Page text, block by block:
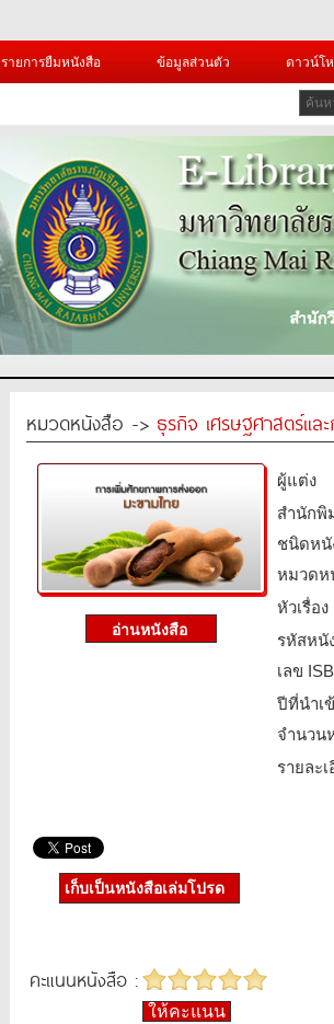
รายการยืมหนังสือ ข้อมูลส่วนตัว ดาวน์โ
หมวดหนังสือ -> ธุรกิจ เศรษฐศาสตร์แล
ผู้แต่ง
สำนักพิ
ชนิดหนั
หมวดห
หัวเรื่อง
รหัสหนั
เลข
ปีที่นำเ
จำนวน
รายละ
เก็บเป็นหนังสือเล่มโปรด
คะแนนหนังสือ :
ให้คะแนน